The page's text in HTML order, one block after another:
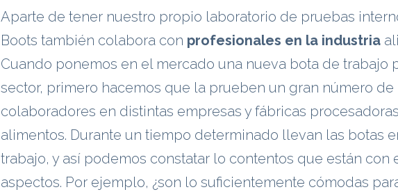
Aparte de tener nuestro propio laboratorio de pruebas
Boots también colabora con profesionales en la industria
Cuando ponemos en el mercado una nueva bota de trabajo
sector, primero hacemos que la prueben un gran número de
colaboradores en distintas empresas y fábricas
alimentos. Durante un tiempo determinado llevan las botas
trabajo, y así podemos constatar lo contentos que están con
aspectos. Por ejemplo, ¿son lo suficientemente cómodas